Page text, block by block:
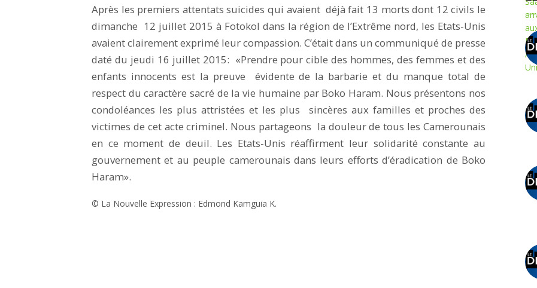
Après les premiers attentats suicides qui avaient déjà fait 13 morts dont 12 civils le
dimanche 12 juillet 2015 à Fotokol dans la région de l’Extrême nord, les Etats-Unis
avaient clairement exprimé leur compassion. C’était dans un communiqué de presse
daté du jeudi 16 juillet 2015: «Prendre pour cible des hommes, des femmes et des
enfants innocents est la preuve évidente de la barbarie et du manque total de
respect du caractère sacré de la vie humaine par Boko Haram. Nous présentons nos
condoléances les plus attristées et les plus sincères aux familles et proches des
victimes de cet acte criminel. Nous partageons la douleur de tous les Camerounais
en ce moment de deuil. Les Etats-Unis réaffirment leur solidarité constante au
gouvernement et au peuple camerounais dans leurs efforts d’éradication de Boko
Haram».
© La Nouvelle Expression : Edmond Kamguia K.